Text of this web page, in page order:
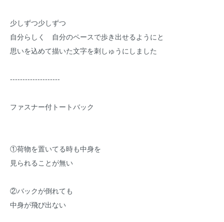
少しずつ少しずつ
自分らしく 自分のペースで歩き出せるようにと
思いを込めて描いた文字を刺しゅうにしました
--------------------
ファスナー付トートバック
①荷物を置いてる時も中身を
見られることが無い
②バックが倒れても
中身が飛び出ない